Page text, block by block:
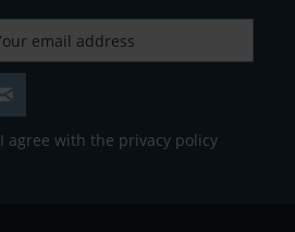
I agree with the privacy policy